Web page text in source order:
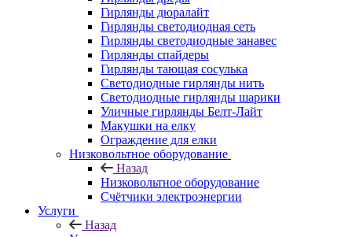
Гирлянды дюралайт
Гирлянды светодиодная сеть
Гирлянды светодиодные занавес
Гирлянды спайдеры
Гирлянды тающая сосулька
Светодиодные гирлянды нить
Светодиодные гирлянды шарики
Уличные гирлянды Белт-Лайт
Макушки на елку
Ограждение для елки
Низковольтное оборудование
Назад
Низковольтное оборудование
Счётчики электроэнергии
Услуги
Назад